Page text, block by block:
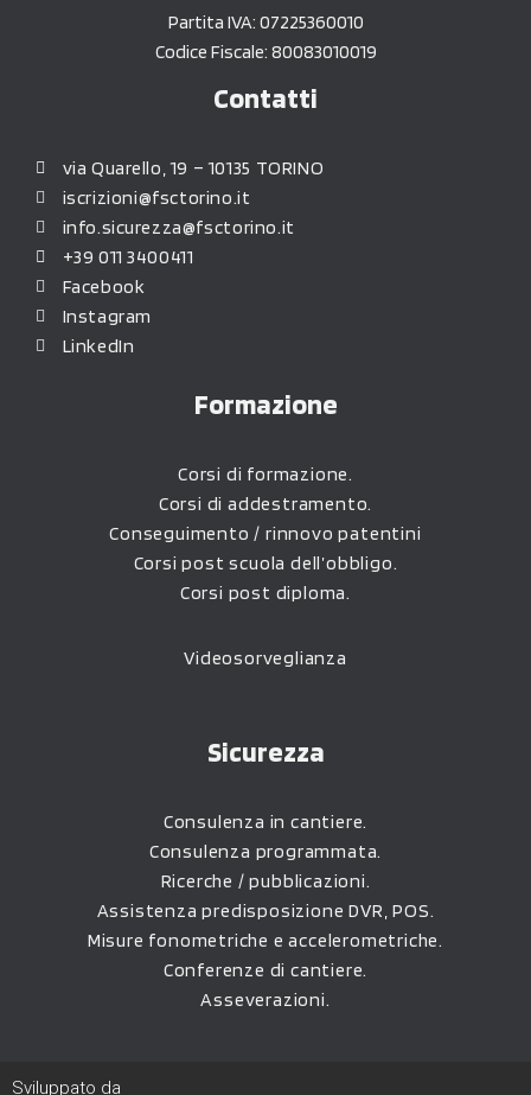
Partita IVA: 07225360010
Codice Fiscale: 80083010019
Contatti
via Quarello, 19 – 10135 TORINO
iscrizioni@fsctorino.it
info.sicurezza@fsctorino.it
+39 011 3400411
Facebook
Instagram
LinkedIn
Formazione
Corsi di formazione.
Corsi di addestramento.
Conseguimento / rinnovo patentini
Corsi post scuola dell’obbligo.
Corsi post diploma.
Videosorveglianza
Sicurezza
Consulenza in cantiere.
Consulenza programmata.
Ricerche / pubblicazioni.
Assistenza predisposizione DVR, POS.
Misure fonometriche e accelerometriche.
Conferenze di cantiere.
Asseverazioni.
Sviluppato da